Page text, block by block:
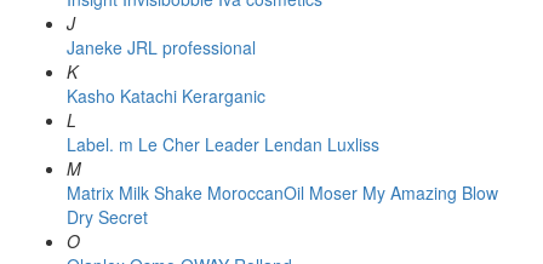
J
Janeke JRL professional
K
Kasho Katachi Kerarganic
L
Label. m Le Cher Leader Lendan Luxliss
M
Matrix Milk Shake MoroccanOil Moser My Amazing Blow
Dry Secret
O